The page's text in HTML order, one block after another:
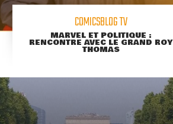
COMICSBLOG TV
MARVEL ET POLITIQUE :
RENCONTRE AVEC LE GRAND ROY
THOMAS